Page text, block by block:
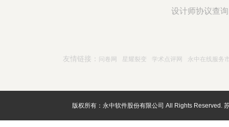
设计师协议查询
友情链接： 问卷网 星耀裂变 学术点评网 永中在线服务
版权所有：永中软件股份有限公司 All Rights Reserved.